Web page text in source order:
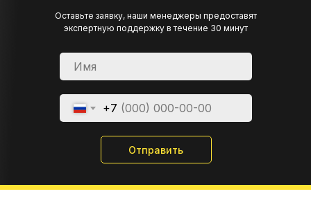
+7
Отправить
Оставьте заявку, наши менеджеры предоставят
экспертную поддержку в течение 30 минут